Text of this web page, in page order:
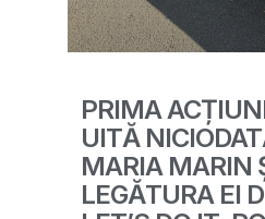
PRIMA
UITĂ
MARIA MARIN
LEGĂTURA EI